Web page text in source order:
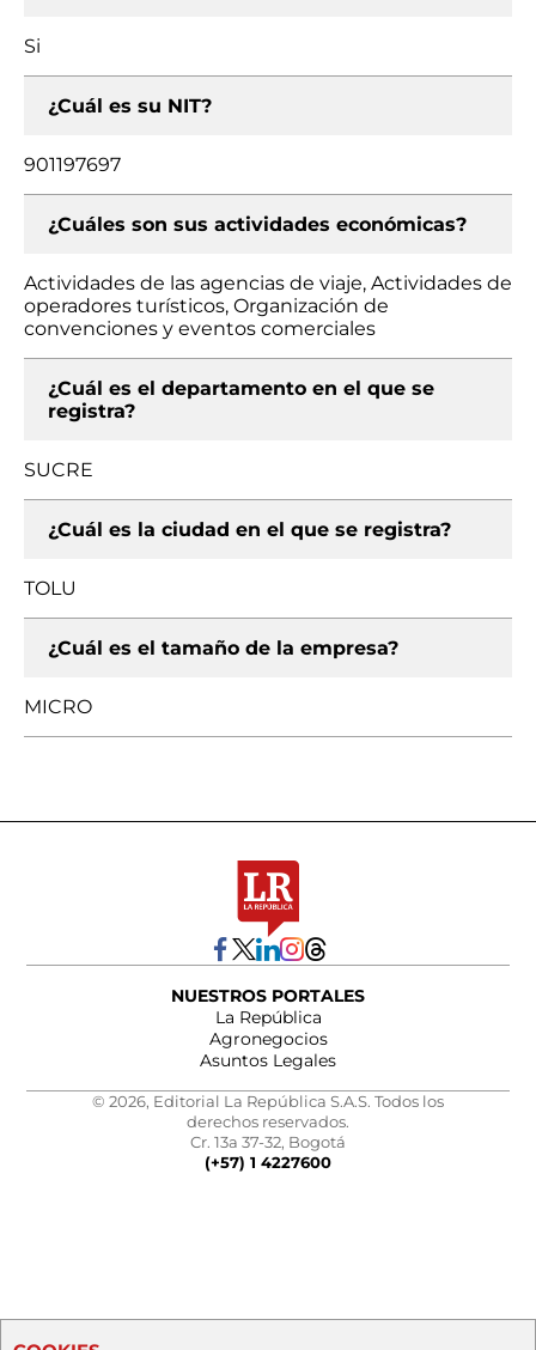
Si
¿Cuál es su NIT?
901197697
¿Cuáles son sus actividades económicas?
Actividades de las agencias de viaje, Actividades de
operadores turísticos, Organización de
convenciones y eventos comerciales
¿Cuál es el departamento en el que se
registra?
SUCRE
¿Cuál es la ciudad en el que se registra?
TOLU
¿Cuál es el tamaño de la empresa?
MICRO
NUESTROS PORTALES
La República
Agronegocios
Asuntos Legales
© 2026, Editorial La República S.A.S. Todos los
derechos reservados.
Cr. 13a 37-32, Bogotá
(+57) 1 4227600